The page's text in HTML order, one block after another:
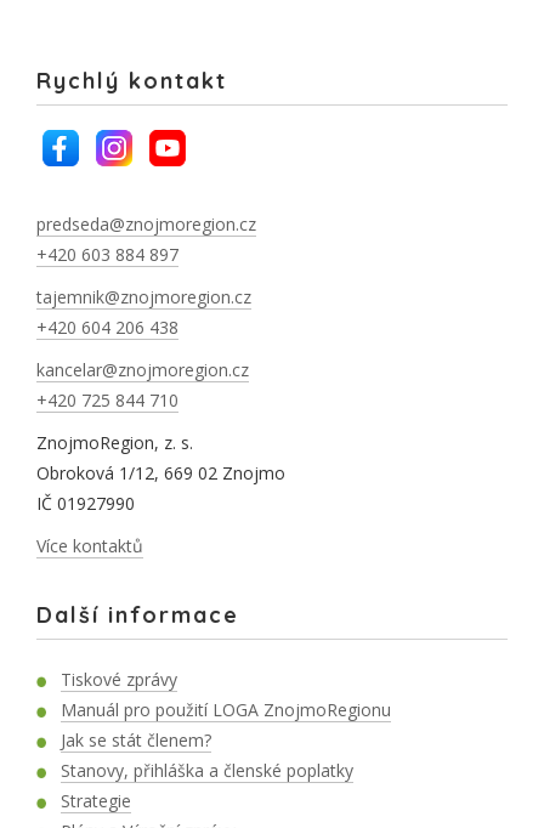
Rychlý kontakt
predseda@znojmoregion.cz
+420 603 884 897
tajemnik@znojmoregion.cz
+420 604 206 438
kancelar@znojmoregion.cz
+420 725 844 710
ZnojmoRegion, z. s.
Obroková 1/12, 669 02 Znojmo
IČ 01927990
Více kontaktů
Další informace
Tiskové zprávy
Manuál pro použití LOGA ZnojmoRegionu
Jak se stát členem?
Stanovy, přihláška a členské poplatky
Strategie